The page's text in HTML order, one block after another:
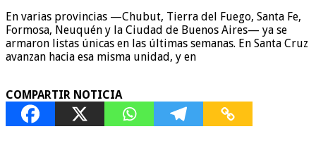
En varias provincias —Chubut, Tierra del Fuego, Santa Fe,
Formosa, Neuquén y la Ciudad de Buenos Aires— ya se
armaron listas únicas en las últimas semanas. En Santa Cruz
avanzan hacia esa misma unidad, y en
COMPARTIR NOTICIA